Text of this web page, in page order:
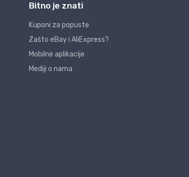
Bitno je znati
Kuponi za popuste
Zašto eBay i AliExpress?
Mobilne aplikacije
Mediji o nama